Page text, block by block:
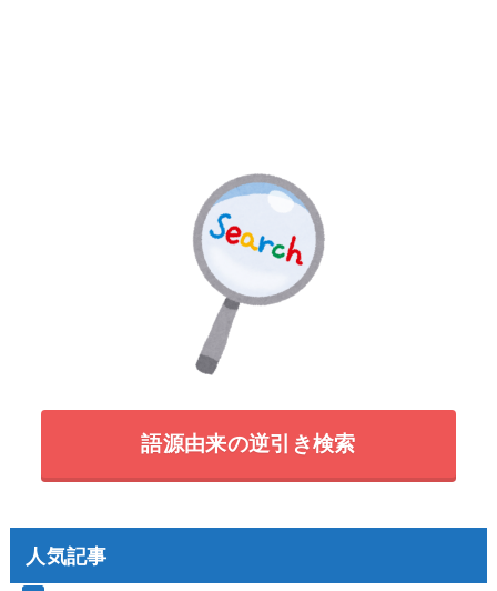
語源由来の逆引き検索
人気記事